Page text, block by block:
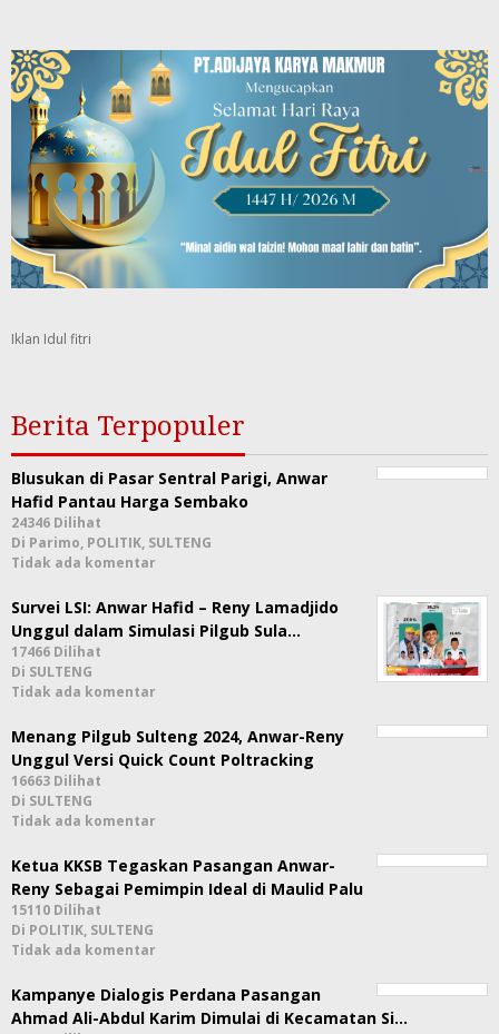
Iklan Idul fitri
Berita Terpopuler
Blusukan di Pasar Sentral Parigi, Anwar
Hafid Pantau Harga Sembako
24346 Dilihat
Di Parimo, POLITIK, SULTENG
Tidak ada komentar
Survei LSI: Anwar Hafid – Reny Lamadjido
Unggul dalam Simulasi Pilgub Sula…
17466 Dilihat
Di SULTENG
Tidak ada komentar
Menang Pilgub Sulteng 2024, Anwar-Reny
Unggul Versi Quick Count Poltracking
16663 Dilihat
Di SULTENG
Tidak ada komentar
Ketua KKSB Tegaskan Pasangan Anwar-
Reny Sebagai Pemimpin Ideal di Maulid Palu
15110 Dilihat
Di POLITIK, SULTENG
Tidak ada komentar
Kampanye Dialogis Perdana Pasangan
Ahmad Ali-Abdul Karim Dimulai di Kecamatan Si…